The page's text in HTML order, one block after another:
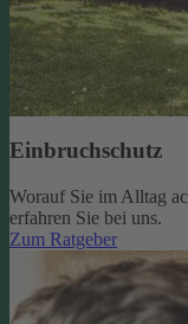
Einbruchschutz
Worauf Sie im Alltag
erfahren Sie bei uns.
Zum Ratgeber